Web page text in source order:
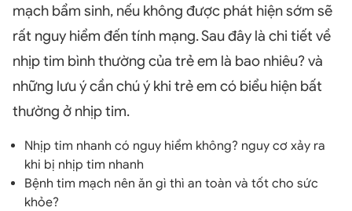
mạch bẩm sinh, nếu không được phát hiện sớm sẽ
rất nguy hiểm đến tính mạng. Sau đây là chi tiết về
nhịp tim bình thường của trẻ em là bao nhiêu? và
những lưu ý cần chú ý khi trẻ em có biểu hiện bất
thường ở nhịp tim.
Nhịp tim nhanh có nguy hiểm không? nguy cơ xảy ra
khi bị nhịp tim nhanh
Bệnh tim mạch nên ăn gì thì an toàn và tốt cho sức
khỏe?